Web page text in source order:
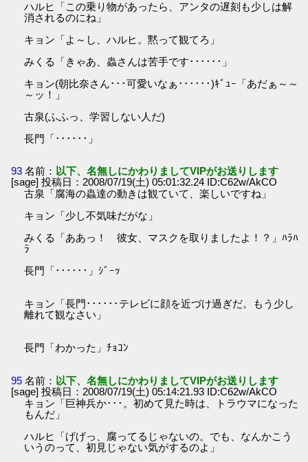
ハルヒ「この乗り物があったら、アンタの遅刻も少しは解
消されるのにね」
キョン「よ～し、ハルヒ。黙って観てろ」
みくる「きゃあ、蟲さんは苦手です･･････」
キョン(朝比奈さん･･･可愛いなぁ･･････)ｷﾞｭｰ「あだぁ～～
～ッ！」
古泉(ふふっ、学習しない人だ)
長門「･･････」
93 名前： 以下、名無しにかわりましてVIPがお送りします
[sage] 投稿日：2008/07/19(土) 05:01:32.24 ID:C62w/AkCO
古泉「腐海の蟲達の動きは観ていて、楽しいですね」
キョン「少し不気味だがな」
みくる「ああっ！ 彼女、マスクを取りましたよ！？」ﾊﾗﾊ
ﾗ
長門「･･････」ｼﾞｰｯ
キョン「長門･･････テレビに顔を近づけ過ぎだ。もう少し
離れて観なさい」
長門「わかった」ﾁｮｺﾝ
95 名前： 以下、名無しにかわりましてVIPがお送りします
[sage] 投稿日：2008/07/19(土) 05:14:21.93 ID:C62w/AkCO
キョン「巨神兵か･･･。初めて見た時は、トラウマになった
もんだ」
ハルヒ「げげっ、腐ってるじゃないの。でも、なんかこう
いうのって、初見じゃない気がするのよ」